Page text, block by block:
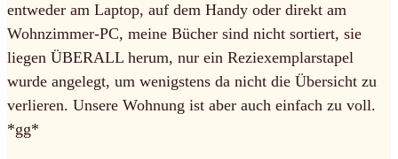
entweder am Laptop, auf dem Handy oder direkt am
Wohnzimmer-PC, meine Bücher sind nicht sortiert, sie
liegen ÜBERALL herum, nur ein Reziexemplarstapel
wurde angelegt, um wenigstens da nicht die Übersicht zu
verlieren. Unsere Wohnung ist aber auch einfach zu voll.
*gg*